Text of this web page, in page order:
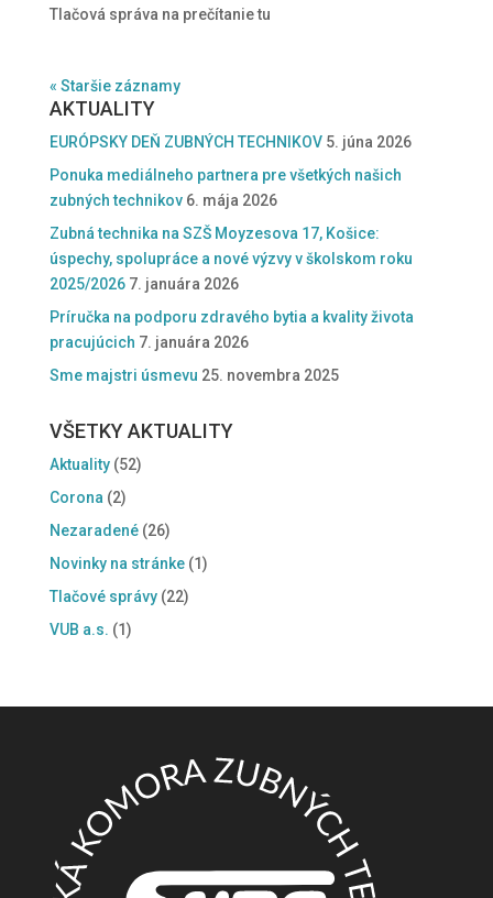
Tlačová správa na prečítanie tu
« Staršie záznamy
AKTUALITY
EURÓPSKY DEŇ ZUBNÝCH TECHNIKOV 5. júna 2026
Ponuka mediálneho partnera pre všetkých našich
zubných technikov 6. mája 2026
Zubná technika na SZŠ Moyzesova 17, Košice:
úspechy, spolupráce a nové výzvy v školskom roku
2025/2026 7. januára 2026
Príručka na podporu zdravého bytia a kvality života
pracujúcich 7. januára 2026
Sme majstri úsmevu 25. novembra 2025
VŠETKY AKTUALITY
Aktuality(52)
Corona (2)
Nezaradené(26)
Novinky na stránke(1)
Tlačové správy(22)
VUB a.s. (1)